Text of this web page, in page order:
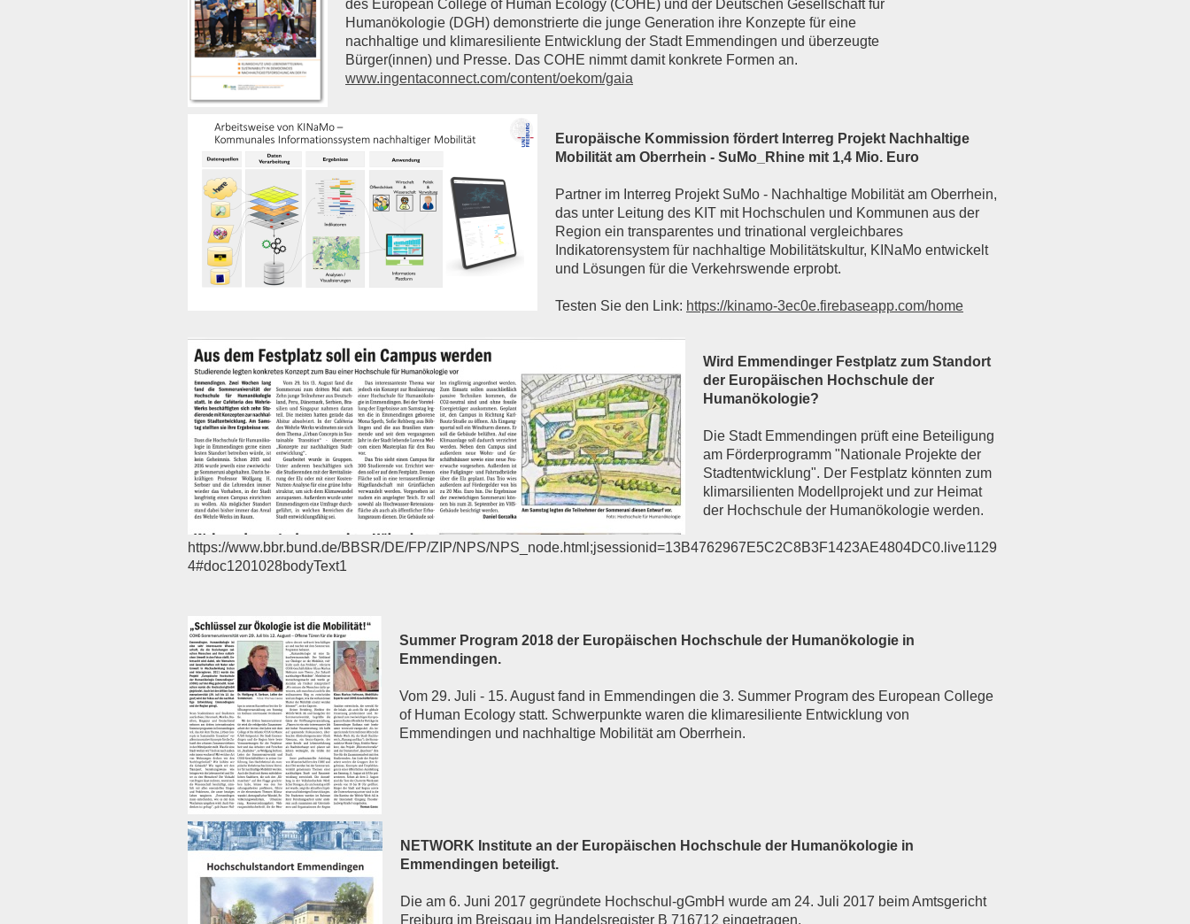
des European College of Human Ecology (COHE) und der Deutschen Gesellschaft für
Humanökologie (DGH) demonstrierte die junge Generation ihre Konzepte für eine
nachhaltige und klimaresiliente Entwicklung der Stadt Emmendingen und überzeugte
Bürger(innen) und Presse. Das COHE nimmt damit konkrete Formen an.
www.ingentaconnect.com/content/oekom/gaia
Europäische Kommission fördert Interreg Projekt Nachhaltige
Mobilität am Oberrhein - SuMo_Rhine mit 1,4 Mio. Euro
Partner im Interreg Projekt SuMo - Nachhaltige Mobilität am Oberrhein,
das unter Leitung des KIT mit Hochschulen und Kommunen aus der
Region ein transparentes und trinational vergleichbares
Indikatorensystem für nachhaltige Mobilitätskultur, KINaMo entwickelt
und Lösungen für die Verkehrswende erprobt.
Testen Sie den Link: https://kinamo-3ec0e.firebaseapp.com/home
Wird Emmendinger Festplatz zum Standort
der Europäischen Hochschule der
Humanökologie?
Die Stadt Emmendingen prüft eine Beteiligung
am Förderprogramm "Nationale Projekte der
Stadtentwicklung". Der Festplatz könnten zum
klimarsilienten Modellprojekt und zur Heimat
der Hochschule der Humanökologie werden.
https://www.bbr.bund.de/BBSR/DE/FP/ZIP/NPS/NPS_node.html;jsessionid=13B4762967E5C2C8B3F1423AE4804DC0.live1129
4#doc1201028bodyText1
Summer Program 2018 der Europäischen Hochschule der Humanökologie in
Emmendingen.
Vom 29. Juli - 15. August fand in Emmendingen die 3. Summer Program des European College
of Human Ecology statt. Schwerpunkte waren die klimaresiliente Entwicklung von
Emmendingen und nachhaltige Mobilität am Oberrhein.
NETWORK Institute an der Europäischen Hochschule der Humanökologie in
Emmendingen beteiligt.
Die am 6. Juni 2017 gegründete Hochschul-gGmbH wurde am 24. Juli 2017 beim Amtsgericht
Freiburg im Breisgau im Handelsregister B 716712 eingetragen.